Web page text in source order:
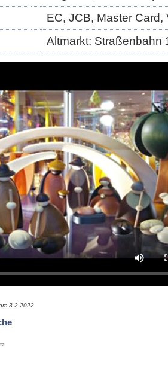
EC, JCB, Master Card,
Altmarkt: Straßenbahn
3.2.2022